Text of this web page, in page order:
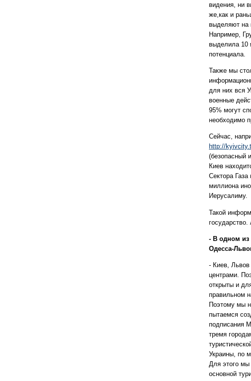
видения, ни
же,как и
выделяют на
Например,
выделила 10
потенциала.
Также мы
для них вся
военные
95% могут
необходимо
Сейчас,
http://
(безопасный
Киев
Сектора
миллиона
Иерусалиму.
Такой
- В одном из
Одесса-
- Киев, Львов
центрами.
открыты и
правильном
Поэтому мы
пытаемся
подписания
тремя
Украины, по
Для этого мы
основной